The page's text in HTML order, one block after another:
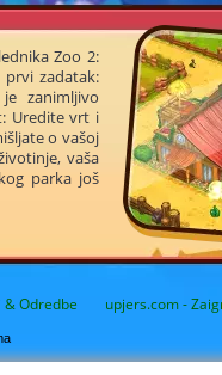
& Odredbe upjers.com -
Zoo 2:
zadatak:
zanimljivo
Uredite vrt i
o vašoj
vaša
parka još